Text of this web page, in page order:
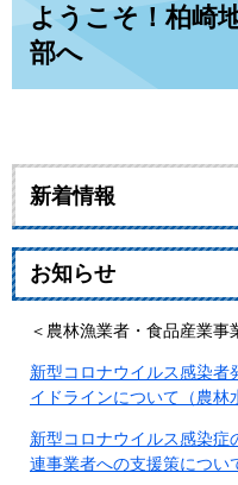
ようこそ！柏崎
部へ
新着情報
お知らせ
＜農林漁業者・食品産業事
新型コロナウイルス感染者
イドラインについて（農林
新型コロナウイルス感染症
連事業者への支援策につい